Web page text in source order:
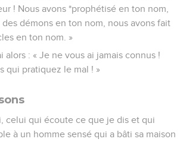
! Nous avons *prophétisé en ton nom,
des démons en ton nom, nous avons fait
en ton nom. »
alors : « Je ne vous ai jamais connus !
qui pratiquez le mal ! »
celui qui écoute ce que je dis et qui
à un homme sensé qui a bâti sa maison